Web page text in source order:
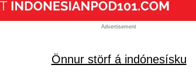
Advertisement
Önnur störf á indónesísku